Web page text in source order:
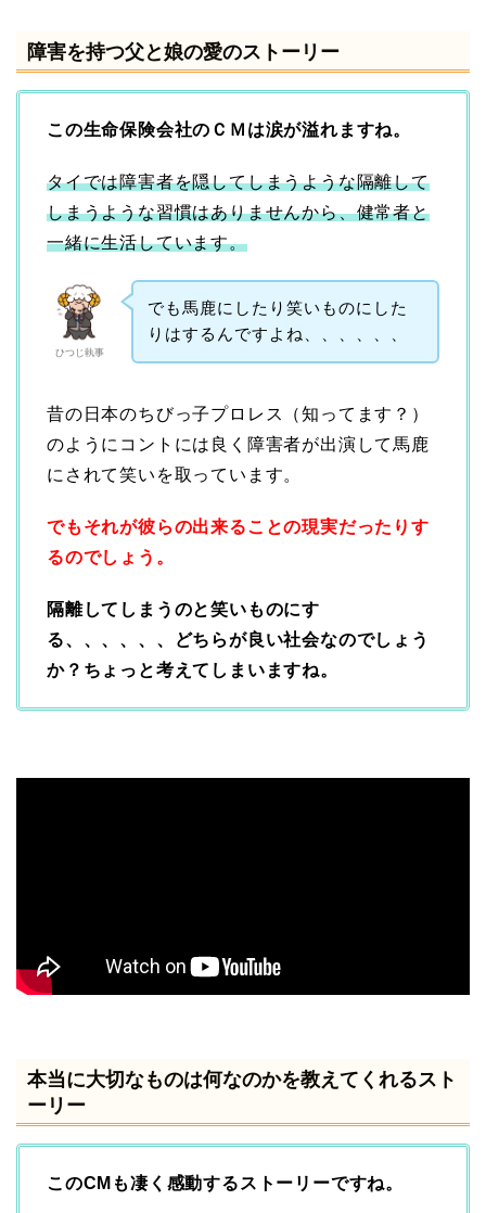
障害を持つ父と娘の愛のストーリー
この生命保険会社のＣＭは涙が溢れますね。
タイでは障害者を隠してしまうような隔離して
しまうような習慣はありませんから、健常者と
一緒に生活しています。
ひつじ執事
でも馬鹿にしたり笑いものにした
りはするんですよね、、、、、、
昔の日本のちびっ子プロレス（知ってます？）
のようにコントには良く障害者が出演して馬鹿
にされて笑いを取っています。
でもそれが彼らの出来ることの現実だったりす
るのでしょう。
隔離してしまうのと笑いものにす
る、、、、、、
どちらが良い社会なのでしょう
か？ちょっと考えてしまいますね。
本当に大切なものは何なのかを教えてくれるスト
ーリー
このCMも凄く感動するストーリーですね。